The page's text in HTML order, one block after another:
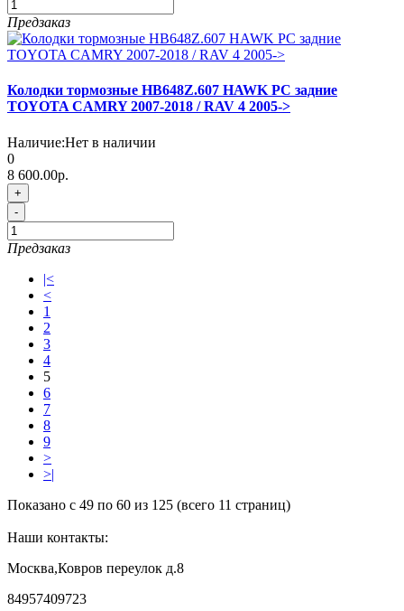
Предзаказ
Колодки тормозные HB648Z.607 HAWK PC задние
TOYOTA CAMRY 2007-2018 / RAV 4 2005->
Наличие:Нет в наличии
0
8 600.00р.
+
-
Предзаказ
|<
<
1
2
3
4
5
6
7
8
9
>
>|
Показано с 49 по 60 из 125 (всего 11 страниц)
Наши контакты:
Москва,Ковров переулок д.8
84957409723